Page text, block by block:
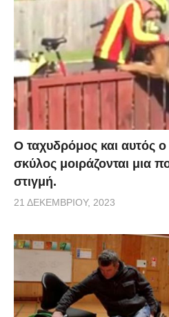
Ο ταχυδρόμος και αυτός
σκύλος μοιράζονται μια
στιγμή.
21 ΔΕΚΕΜΒΡΊΟΥ, 2023